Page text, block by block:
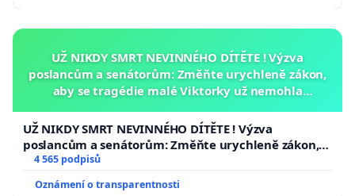
UŽ NIKDY SMRT NEVINNÉHO DÍTĚTE ! Výzva
poslancům a senátorům: Změňte urychleně zákon,
aby se tragédie malé Viktorky už nemohla
UŽ NIKDY SMRT NEVINNÉHO DÍTĚTE ! Výzva
poslancům a senátorům: Změňte urychleně zákon,
aby se tragédie malé Viktorky už nemohla opakovat!
4 565 podpisů
Oznámení o transparentnosti